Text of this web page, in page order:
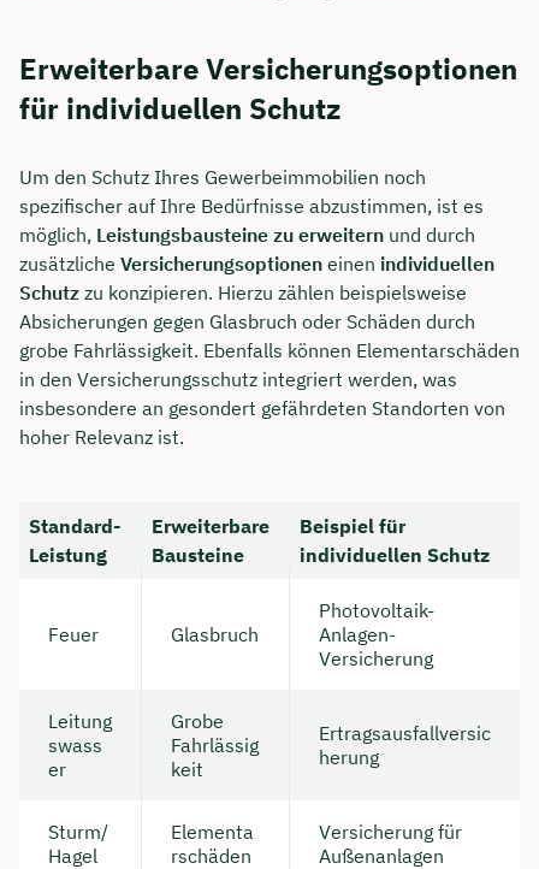
Erweiterbare Versicherungsoptionen
für individuellen Schutz
Um den Schutz Ihres Gewerbeimmobilien noch
spezifischer auf Ihre Bedürfnisse abzustimmen, ist es
möglich, Leistungsbausteine zu erweitern und durch
zusätzliche Versicherungsoptionen einen individuellen
Schutz zu konzipieren. Hierzu zählen beispielsweise
Absicherungen gegen Glasbruch oder Schäden durch
grobe Fahrlässigkeit. Ebenfalls können Elementarschäden
in den Versicherungsschutz integriert werden, was
insbesondere an gesondert gefährdeten Standorten von
hoher Relevanz ist.
Standard-
Leistung
Erweiterbare
Bausteine
Beispiel für
individuellen Schutz
Feuer Glasbruch
Photovoltaik-
Anlagen-
Versicherung
Leitung
swass
er
Grobe
Fahrlässig
keit
Ertragsausfallversic
herung
Sturm/
Hagel
Elementa
rschäden
Versicherung für
Außenanlagen